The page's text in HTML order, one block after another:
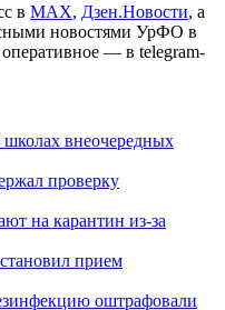
в МАХ, Дзен.Новости, а
новостями УрФО в
— в telegram-
внеочередных
проверку
на карантин из-за
прием
оштрафовали